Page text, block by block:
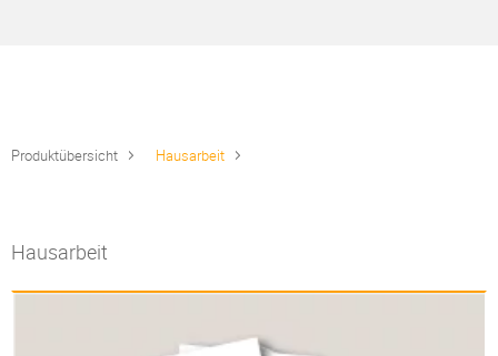
Produktübersicht Hausarbeit
Hausarbeit